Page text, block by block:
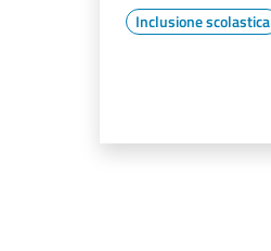
Inclusione scolastica